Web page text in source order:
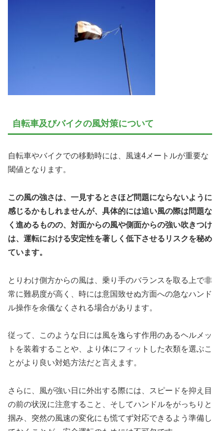
自転車及びバイクの風対策について
自転車やバイクでの移動時には、風速4メートルが重要な
閾値となります。
この風の強さは、一見するとさほど問題にならないように
感じるかもしれませんが、具体的には追い風の際は問題な
く進めるものの、対面からの風や側面からの強い吹きつけ
は、運転における安定性を著しく低下させるリスクを秘め
ています。
とりわけ側方からの風は、乗り手のバランスを取る上で非
常に難易度が高く、時には意国致せぬ方面への急なハンド
ル操作を余儀なくされる場合があります。
従って、このような日には風を逸らす作用のあるヘルメッ
トを装着することや、より体にフィットした衣類を選ぶこ
とがより良い対処方法だと言えます。
さらに、風が強い日に外出する際には、スピードを抑え目
の前の状況に注意すること、そしてハンドルをがっちりと
掴み、突然の風速の変化にも慌てず対応できるよう準備し